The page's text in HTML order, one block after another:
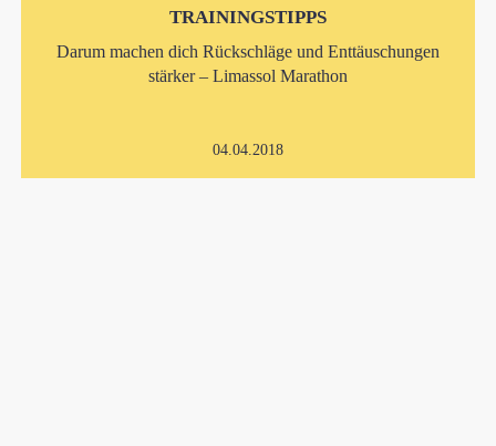
TRAININGSTIPPS
Darum machen dich Rückschläge und Enttäuschungen
stärker – Limassol Marathon
04.04.2018